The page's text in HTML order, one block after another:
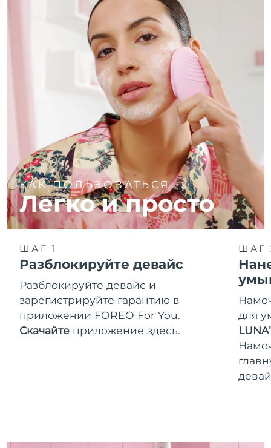
КАК ПОЛЬЗОВАТЬСЯ
Легко и просто
ШАГ 1
Разблокируйте девайс
Разблокируйте девайс и
зарегистрируйте гарантию в
приложении FOREO For You.
Скачайте приложение здесь.
ШАГ
для
LUNA